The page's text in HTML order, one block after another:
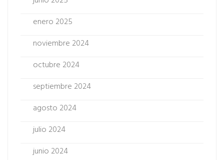
enero 2025
noviembre 2024
octubre 2024
septiembre 2024
agosto 2024
julio 2024
junio 2024